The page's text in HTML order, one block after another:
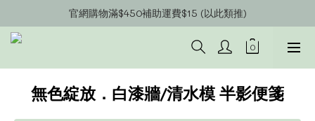
官網會員募集中~立即註冊即可獲得購物金$20!!!
官網購物滿$450補助運費$15 (以此類推)
官網購物超商郵寄滿$1200/宅配到府滿$1600免運費!!
官網會員募集中~立即註冊即可獲得購物金$20!!!
無色綻放．白漆牆/清水模 半影便箋